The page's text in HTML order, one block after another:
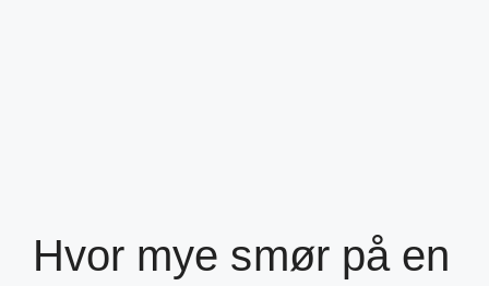
Hvor mye smør på en